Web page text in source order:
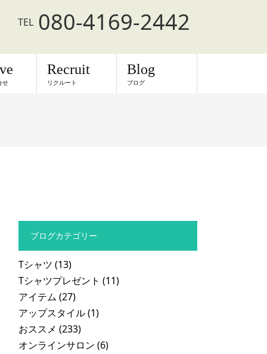
TEL 080-4169-2442
せ
Recruit
リクルート
Blog
ブログ
ブログカテゴリー
Tシャツ (13)
Tシャツプレゼント (11)
アイテム (27)
アップスタイル(1)
おススメ (233)
オンラインサロン (6)